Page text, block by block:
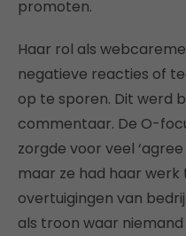
promoten.
Haar rol als
negatieve reacties of
op te sporen. Dit werd
commentaar. De O-
zorgde voor veel
maar ze had haar
overtuigingen van
als troon waar